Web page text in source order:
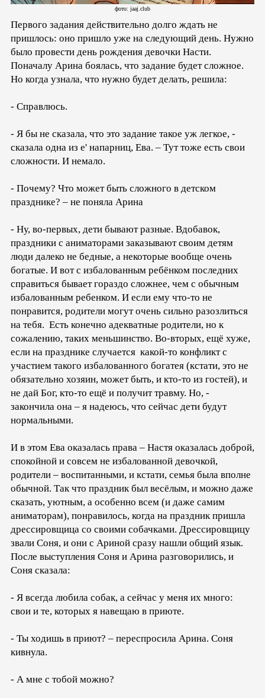
фото: jaaj.club
Первого задания действительно долго ждать не
пришлось: оно пришло уже на следующий день. Нужно
было провести день рождения девочки Насти.
Поначалу Арина боялась, что задание будет сложное.
Но когда узнала, что нужно будет делать, решила:
- Справлюсь.
- Я бы не сказала, что это задание такое уж легкое, -
сказала одна из е' напарниц, Ева. – Тут тоже есть свои
сложности. И немало.
- Почему? Что может быть сложного в детском
празднике? – не поняла Арина
- Ну, во-первых, дети бывают разные. Вдобавок,
праздники с аниматорами заказывают своим детям
люди далеко не бедные, а некоторые вообще очень
богатые. И вот с избалованным ребёнком последних
справиться бывает гораздо сложнее, чем с обычным
избалованным ребенком. И если ему что-то не
понравится, родители могут очень сильно разозлиться
на тебя. Есть конечно адекватные родители, но к
сожалению, таких меньшинство. Во-вторых, ещё хуже,
если на празднике случается какой-то конфликт с
участием такого избалованного богатея (кстати, это не
обязательно хозяин, может быть, и кто-то из гостей), и
не дай Бог, кто-то ещё и получит травму. Но, -
закончила она – я надеюсь, что сейчас дети будут
нормальными.
И в этом Ева оказалась права – Настя оказалась доброй,
спокойной и совсем не избалованной девочкой,
родители – воспитанными, и кстати, семья была вполне
обычной. Так что праздник был весёлым, и можно даже
сказать, уютным, а особенно всем (и даже самим
аниматорам), понравилось, когда на праздник пришла
дрессировщица со своими собачками. Дрессировщицу
звали Соня, и они с Ариной сразу нашли общий язык.
После выступления Соня и Арина разговорились, и
Соня сказала:
- Я всегда любила собак, а сейчас у меня их много:
свои и те, которых я навещаю в приюте.
- Ты ходишь в приют? – переспросила Арина. Соня
кивнула.
- А мне с тобой можно?